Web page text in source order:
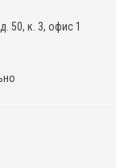
50, к. 3, офис 1